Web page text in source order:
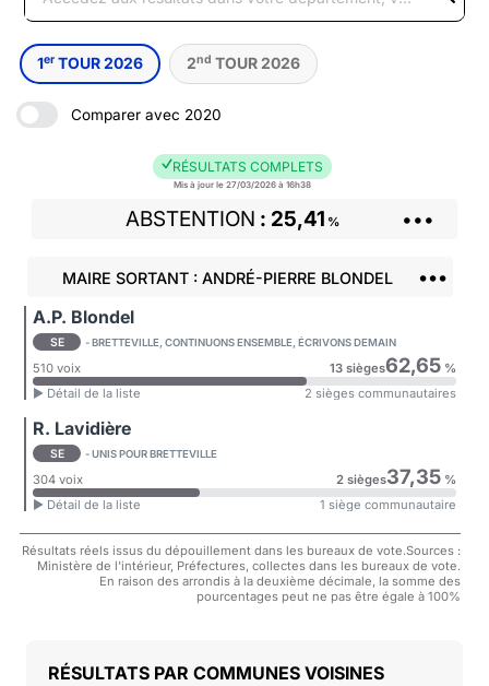
1er TOUR 2026 2nd TOUR 2026
Comparer avec 2020
RÉSULTATS COMPLETS
Mis à jour le 27/03/2026 à 16h38
ABSTENTION 25,41 % •••
MAIRE SORTANT : ANDRÉ-PIERRE BLONDEL •••
A.P. Blondel
SE - BRETTEVILLE, CONTINUONS ENSEMBLE, ÉCRIVONS DEMAIN
510 voix 13 sièges62,65%
► Détail de la liste
2 sièges communautaires
R. Lavidière
SE - UNIS POUR BRETTEVILLE
304 voix 2 sièges37,35%
► Détail de la liste
1 siège communautaire
Résultats réels issus du dépouillement dans les bureaux de vote.Sources :
Ministère de l'intérieur, Préfectures, collectes dans les bureaux de vote.
En raison des arrondis à la deuxième décimale, la somme des
pourcentages peut ne pas être égale à 100%
COMMUNES VOISINES